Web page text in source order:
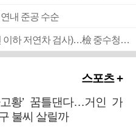
내 준공 수순
■ 검사 신분 버리고 직급하향(10년 이하 저연차 검사)…檢 중수청행 기피
스포츠 +
고황’ 꿈틀댄다…거인 가
불씨 살릴까